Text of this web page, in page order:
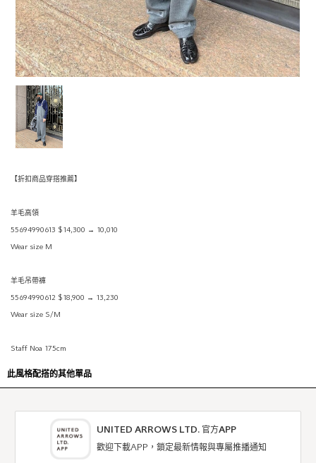
【折扣商品穿搭推薦】
羊毛高領
55694990613 $14,300 → 10,010
Wear size M
羊毛吊帶褲
55694990612 $18,900 → 13,230
Wear size S/M
Staff Noa 175cm
此風格配搭的其他單品
UNITED ARROWS LTD. 官方APP
歡迎下載APP，鎖定最新情報與專屬推播通知